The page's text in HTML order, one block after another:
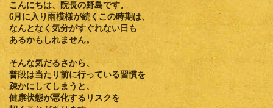
こんにちは、院長の野島です。
6月に入り雨模様が続くこの時期は、
なんとなく気分がすぐれない日も
あるかもしれません。
そんな気だるさから、
普段は当たり前に行っている習慣を
疎かにしてしまうと、
健康状態が悪化するリスクを